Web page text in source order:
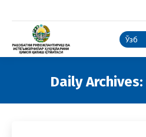
Ўзб
Daily Archives: